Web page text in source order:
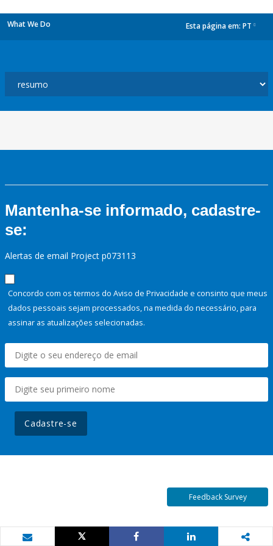
What We Do Esta página em: PT
Mantenha-se informado, cadastre-
se:
Alertas de email Project p073113
Concordo com os termos do Aviso de Privacidade e consinto que meus
dados pessoais sejam processados, na medida do necessário, para
assinar as atualizações selecionadas.
Cadastre-se
Feedback Survey